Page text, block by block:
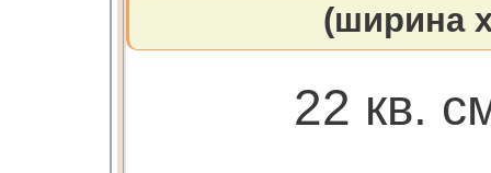
(ширина
22 кв.